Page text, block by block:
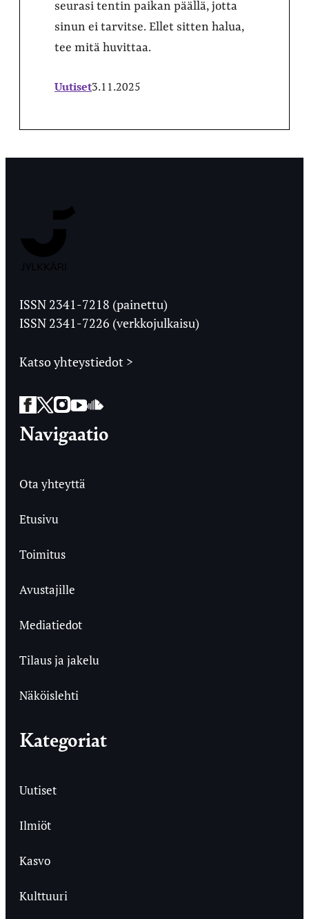
seurasi tentin paikan päällä, jotta
sinun ei tarvitse. Ellet sitten halua,
tee mitä huvittaa.
Uutiset3.11.2025
Ylioppilaslehti
ISSN 2341-7218 (painettu)
ISSN 2341-7226 (verkkojulkaisu)
Katso yhteystiedot >
Facebook
Twitter
Instagram
YouTube
SoundCloud
Navigaatio
Ota yhteyttä
Etusivu
Toimitus
Avustajille
Mediatiedot
Tilaus ja jakelu
Näköislehti
Kategoriat
Uutiset
Ilmiöt
Kasvo
Kulttuuri